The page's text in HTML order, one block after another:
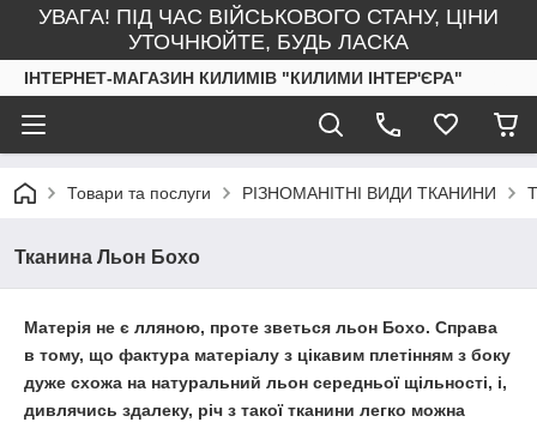
УВАГА! ПІД ЧАС ВІЙСЬКОВОГО СТАНУ, ЦІНИ
УТОЧНЮЙТЕ, БУДЬ ЛАСКА
ІНТЕРНЕТ-МАГАЗИН КИЛИМІВ "КИЛИМИ ІНТЕР'ЄРА"
Товари та послуги РІЗНОМАНІТНІ ВИДИ ТКАНИНИ
Тканина Льон Бохо
Матерія не є лляною, проте зветься льон Бохо. Справа
в тому, що фактура матеріалу з цікавим плетінням з боку
дуже схожа на натуральний льон середньої щільності, і,
дивлячись здалеку, річ з такої тканини легко можна